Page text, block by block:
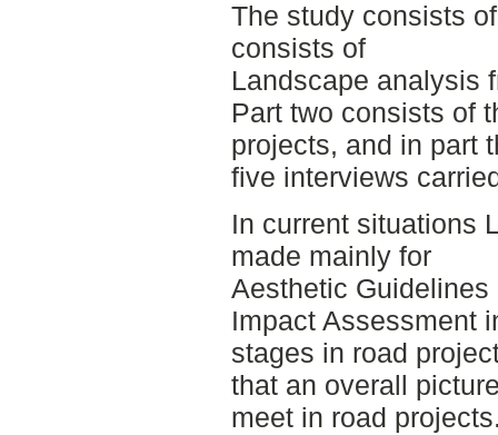
The study consists
consists of
Landscape analysis
Part two consists of
projects, and in part
five interviews
In current situations
made mainly for
Aesthetic
Impact Assessment
stages in road
that an overall
meet in road